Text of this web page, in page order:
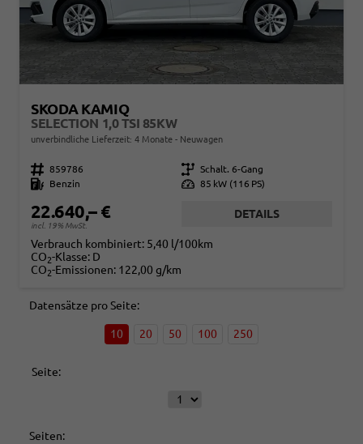
SKODA KAMIQ
SELECTION 1,0 TSI 85KW
unverbindliche Lieferzeit: 4 Monate Neuwagen
Fahrzeugnr. 859786 Getriebe Schalt. 6-Gang
Kraftstoff
Benzin Leistung 85 kW (116 PS)
22.640,– €
incl. 19% MwSt.
DETAILS
Verbrauch kombiniert: 5,40 l/100km
CO2-Klasse: D
CO2-Emissionen: 122,00 g/km
Datensätze pro Seite:
10 20 50 100 250
Seite:
Seiten: